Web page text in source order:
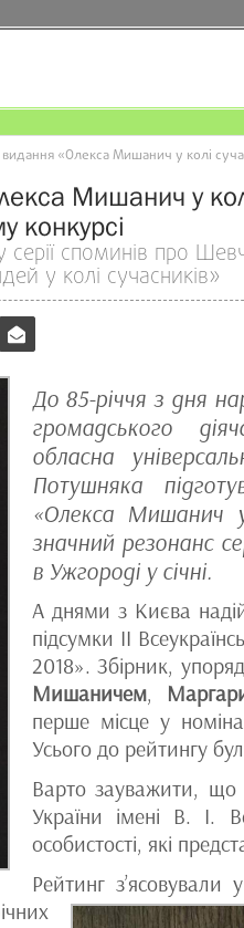
видання «Олекса Мишанич у колі
Мишанич у
конкурсі
споминів про
у колі сучасників»
До 85-річчя з дня
громадського
обласна
Потушняка
«Олекса Мишанич
значний резонанс
в Ужгороді у січні.
А днями з Києва
підсумки ІІ
2018». Збірник,
Мишаничем,
перше місце у
Усього до рейтингу
Варто зауважити, що
України імені В. І.
особистості, які
Рейтинг